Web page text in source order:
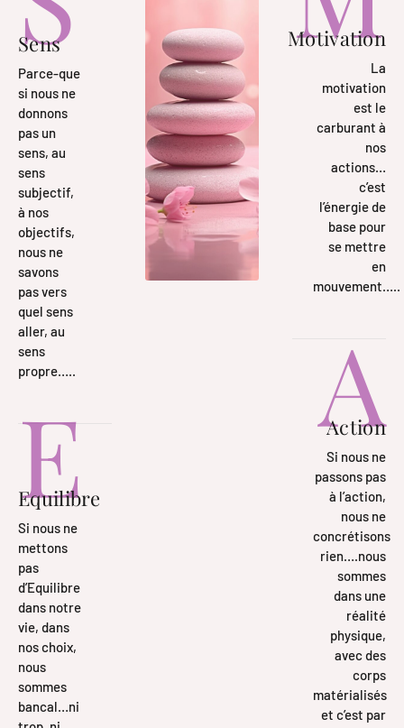
Sens
Parce-que
si nous ne
donnons
pas un
sens, au
sens
subjectif,
à nos
objectifs,
nous ne
savons
pas vers
quel sens
aller, au
sens
propre…..
E
Equilibre
Si nous ne
mettons
pas
d’Equilibre
dans notre
vie, dans
nos choix,
nous
sommes
bancal…ni
Motivation
La
motivation
est le
carburant à
nos
actions…
c’est
l’énergie de
base pour
se mettre
en
mouvement…..
A
Action
Si nous ne
passons pas
à l’action,
nous ne
concrétisons
rien….nous
sommes
dans une
réalité
physique,
avec des
corps
matérialisés
et c’est par